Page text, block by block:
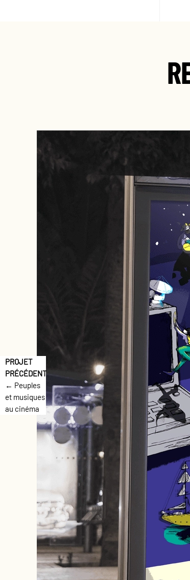
← Peuples
et musiques
au cinéma